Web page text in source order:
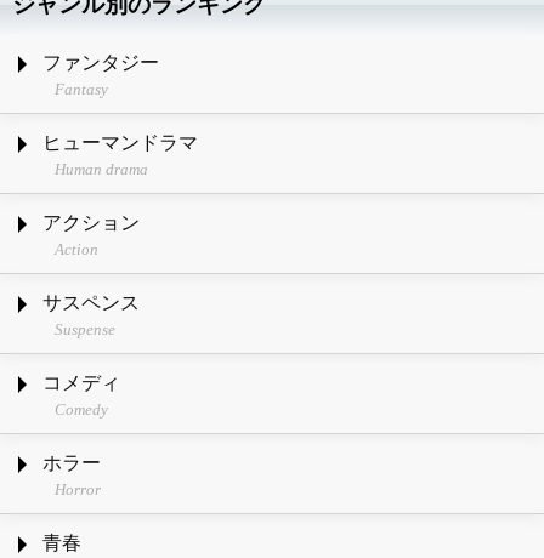
ファンタジー
Fantasy
ヒューマンドラマ
Human drama
アクション
Action
サスペンス
Suspense
コメディ
Comedy
ホラー
Horror
青春